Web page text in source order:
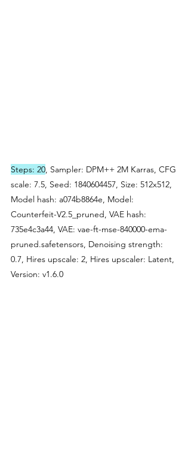
Steps: 20, Sampler: DPM++ 2M Karras, CFG
scale: 7.5, Seed: 1840604457, Size: 512x512,
Model hash: a074b8864e, Model:
Counterfeit-V2.5_pruned, VAE hash:
735e4c3a44, VAE: vae-ft-mse-840000-ema-
pruned.safetensors, Denoising strength:
0.7, Hires upscale: 2, Hires upscaler: Latent,
Version: v1.6.0